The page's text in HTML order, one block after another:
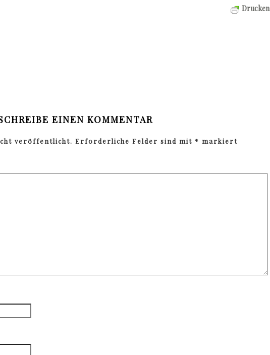
Drucken
EINEN KOMMENTAR
veröffentlicht. Erforderliche Felder sind mit * markiert